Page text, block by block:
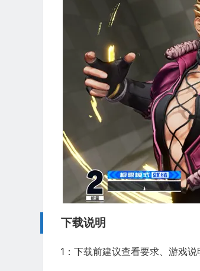
下载说明
1：下载前建议查看要求、游戏说